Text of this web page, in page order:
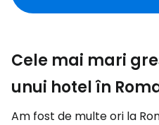
Cele mai mari
unui hotel în
Am fost de multe ori la